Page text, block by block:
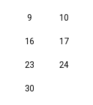
9 10
16 17
23 24
30